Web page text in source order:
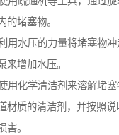
的堵塞物。
用水压的力量将堵塞物
来增加水压。
用化学清洁剂来溶解堵
材质的清洁剂，并按照
害。